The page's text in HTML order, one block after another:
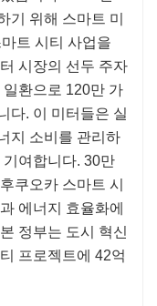
기 위해 스마트 미
트 시티 사업을
시장의 선두 주자
환으로 120만 가
다. 이 미터들은 실
지 소비를 관리하
여합니다. 30만
쿠오카 스마트 시
에너지 효율화에
정부는 도시 혁신
프로젝트에 42억